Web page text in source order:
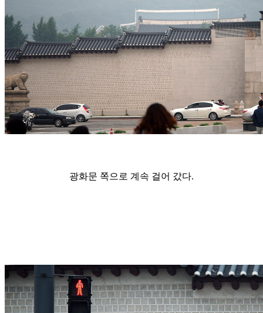
광화문 쪽으로 계속 걸어 갔다.